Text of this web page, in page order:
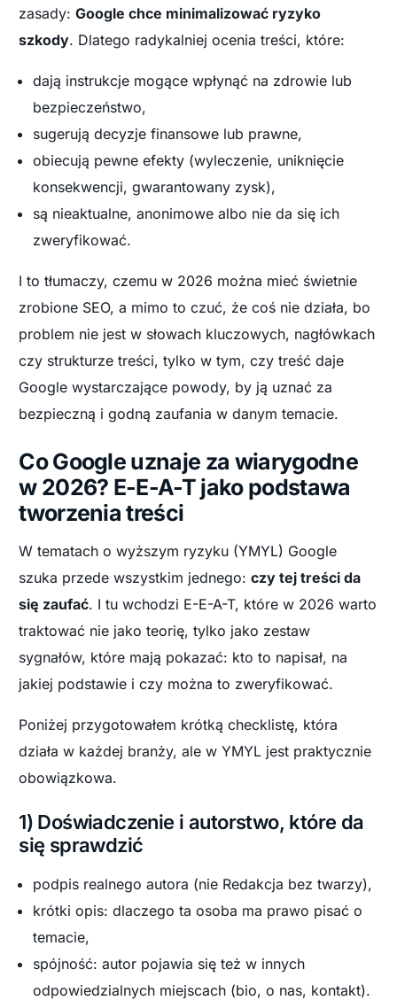
zasady:Google chce minimalizować ryzyko
szkody. Dlatego radykalniej ocenia treści, które:
dają instrukcje mogące wpłynąć na zdrowie lub
bezpieczeństwo,
sugerują decyzje finansowe lub prawne,
obiecują pewne efekty (wyleczenie, uniknięcie
konsekwencji, gwarantowany zysk),
są nieaktualne, anonimowe albo nie da się ich
zweryfikować.
I to tłumaczy, czemu w 2026 można mieć świetnie
zrobione SEO, a mimo to czuć, że coś nie działa, bo
problem nie jest w słowach kluczowych, nagłówkach
czy strukturze treści, tylko w tym, czy treść daje
Google wystarczające powody, by ją uznać za
bezpieczną i godną zaufania w danym temacie.
Co Google uznaje za wiarygodne
w 2026? E-E-A-T jako podstawa
tworzenia treści
W tematach o wyższym ryzyku (YMYL) Google
szuka przede wszystkim jednego:czy tej treści da
się zaufać. I tu wchodzi E-E-A-T, które w 2026 warto
traktować nie jako teorię, tylko jako zestaw
sygnałów, które mają pokazać: kto to napisał, na
jakiej podstawie i czy można to zweryfikować.
Poniżej przygotowałem krótką checklistę, która
działa w każdej branży, ale w YMYL jest praktycznie
obowiązkowa.
1) Doświadczenie i autorstwo, które da
się sprawdzić
podpis realnego autora (nie Redakcja bez twarzy),
krótki opis: dlaczego ta osoba ma prawo pisać o
temacie,
spójność: autor pojawia się też w innych
odpowiedzialnych miejscach (bio, o nas, kontakt).